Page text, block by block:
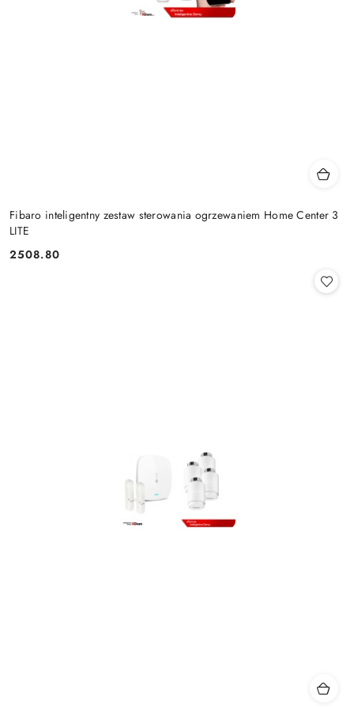
Fibaro inteligentny zestaw sterowania ogrzewaniem Home Center 3
LITE
Cena:
2508.80